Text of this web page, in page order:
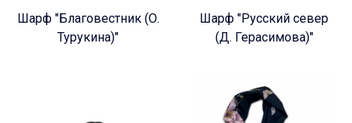
Шарф "Благовестник (О.
Турукина)"
Шарф "Русский север
(Д. Герасимова)"